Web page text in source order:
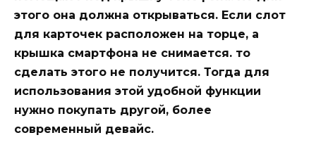
этого она должна открываться. Если слот
для карточек расположен на торце, а
крышка смартфона не снимается. то
сделать этого не получится. Тогда для
использования этой удобной функции
нужно покупать другой, более
современный девайс.